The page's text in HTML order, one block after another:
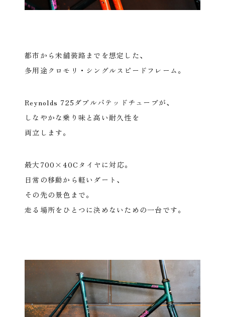
都市から未舗装路までを想定した、
多用途クロモリ・シングルスピードフレーム。
Reynolds 725ダブルバテッドチューブが、
しなやかな乗り味と高い耐久性を
両立します。
最大700×40Cタイヤに対応。
日常の移動から軽いダート、
その先の景色まで。
走る場所をひとつに決めないための一台です。